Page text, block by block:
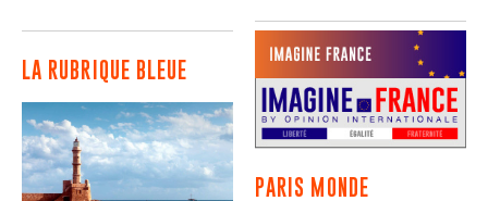
LA RUBRIQUE BLEUE
PARIS MONDE